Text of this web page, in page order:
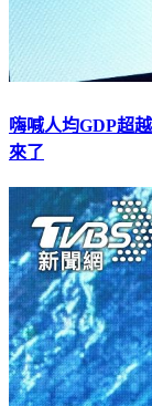
嗨喊人均GDP超
來了